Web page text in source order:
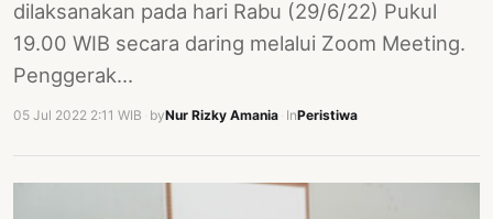
dilaksanakan pada hari Rabu (29/6/22) Pukul
19.00 WIB secara daring melalui Zoom Meeting.
Penggerak…
05 Jul 2022 2:11 WIB byNur Rizky Amania InPeristiwa